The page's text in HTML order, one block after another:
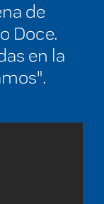
de
Doce.
en la